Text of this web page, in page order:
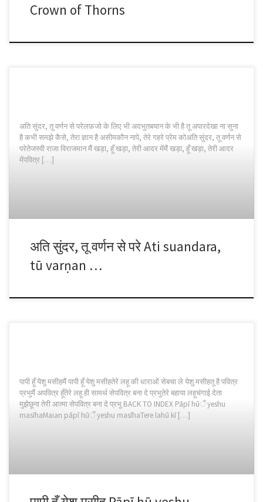
Crown of Thorns
अति सुंदर, तू वर्णन से परेलफ़जो के लिए भी अदभुतबयान के भी है तू अपारदेखा ना सुना
है कभी समझे कैसे, तेरा ज्ञान है असीमकौन नापे, तेरे गहरे प्रेम कोअति सुंदर, तू वर्णन से
परेतेजस्वी राजा विराजमान मैं खड़ा, हूँ खड़ा, तेरी आदर मेंमैं खड़ा, हूँ खड़ा, तेरी आदर
मेंपवित्र […]
अति सुंदर, तू वर्णन से परे Ati suandara,
tū varṇan …
पापी हूँ येशु मसीहमैं पापी हूँ येशु मसीहतेरे लहू की धाराओं सेबचा ले येशु मसीहतू है पवित्र
प्रभुमैं अपवित्र हूँतेरे लहू ही सामर्थ सेपवित्र बना दे प्रभुतेरे बहाया लहूचंगाई देता
मुझेछूना तेरी आत्मा सेपवित्र बना दे प्रभु BACK TO INDEX Pāpī hūँ yeshu
masīhaMaian pāpī hūँ yeshu masīhaTere lahū kī […]